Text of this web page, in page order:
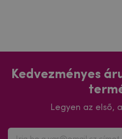
Kedvezményes
Legyen az első,